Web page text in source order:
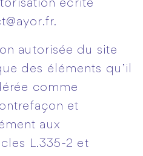
écrite
autorisée du site
des éléments qu’il
comme
et
aux
L.335-2 et